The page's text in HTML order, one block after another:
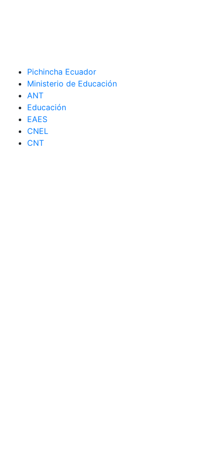
Pichincha Ecuador
Ministerio de Educación
ANT
Educación
EAES
CNEL
CNT